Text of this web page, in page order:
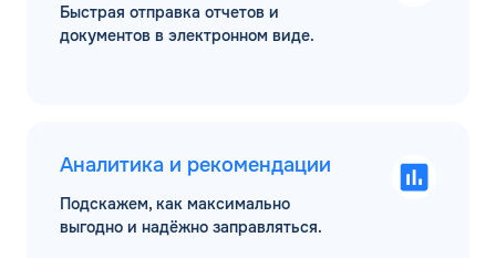
Быстрая отправка отчетов и
документов в электронном виде.
Аналитика и рекомендации
Подскажем, как максимально
выгодно и надёжно заправляться.